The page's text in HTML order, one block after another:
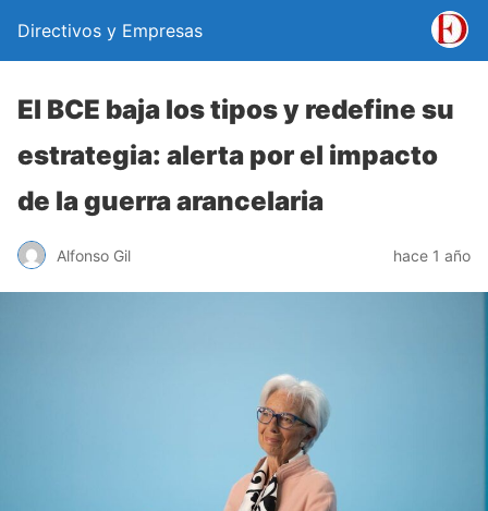
Directivos y Empresas
El BCE baja los tipos y redefine su
estrategia: alerta por el impacto
de la guerra arancelaria
Alfonso Gil hace 1 año